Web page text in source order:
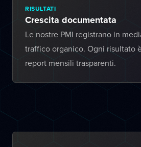
RISULTATI
Crescita documentata
Le nostre PMI registrano in
traffico organico. Ogni risultato
report mensili trasparenti.